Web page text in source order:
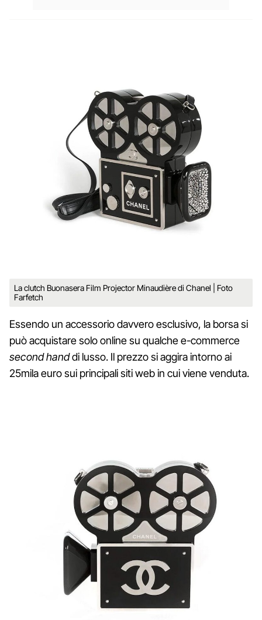
La clutch Buonasera Film Projector Minaudière di Chanel | Foto
Farfetch
Essendo un accessorio davvero esclusivo, la borsa si
può acquistare solo online su qualche e-commerce
second handdi lusso. Il prezzo si aggira intorno ai
25mila euro sui principali siti web in cui viene venduta.